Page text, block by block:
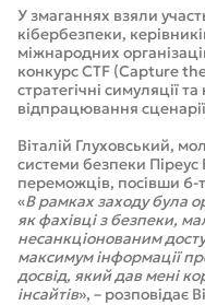
У змаганнях взяли
кібербезпеки,
міжнародних
конкурс CTF (Capture
стратегічні симуляції
відпрацювання
Віталій Глуховський,
системи безпеки
переможців, посівши 6-
«В рамках заходу була
як фахівці з безпеки,
несанкціонованим
максимум інформації
досвід, який дав мені
інсайтів», – розповідає